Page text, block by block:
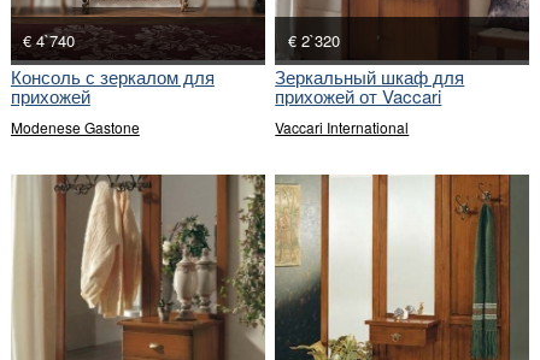
€ 4`740
Консоль с зеркалом для
прихожей
Modenese Gastone
€ 2`320
Зеркальный шкаф для
прихожей от Vaccari
Vaccari International